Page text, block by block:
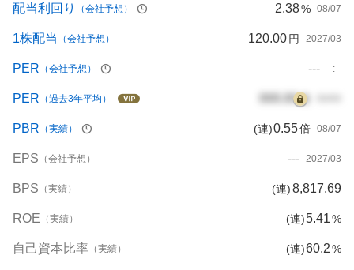
配当利回り （会社予想） 2.38% 08/07
1株配当 （会社予想） 120.00円 2027/03
PER （会社予想） --- --:--
PER （過去3年平均） 000.00倍
PBR （実績） (連)0.55倍 08/07
EPS （会社予想） --- 2027/03
BPS （実績） (連)8,817.69
ROE （実績） (連)5.41%
自己資本比率 （実績） (連)60.2%